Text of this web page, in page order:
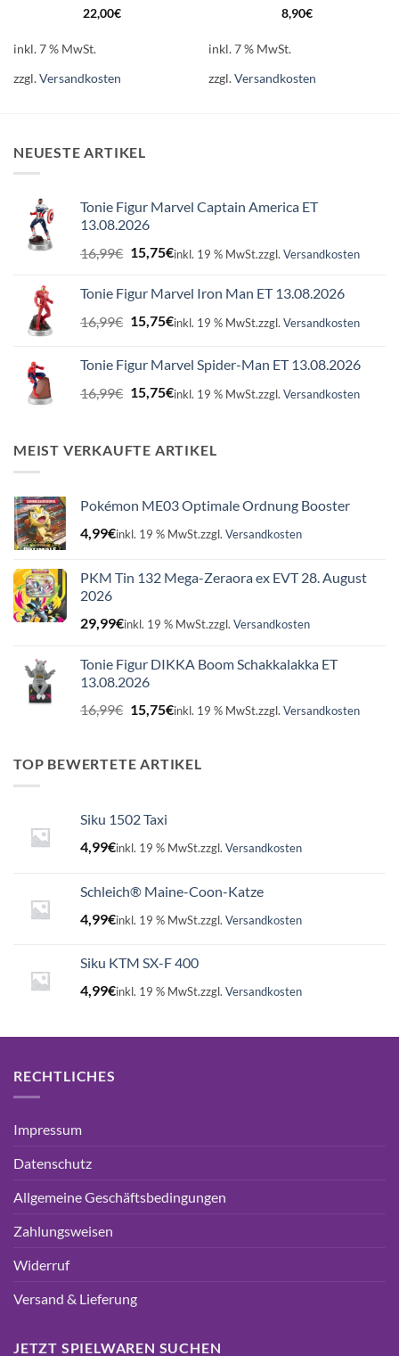
22,00€
inkl. 7 % MwSt.
zzgl.Versandkosten
8,90€
inkl. 7 % MwSt.
zzgl.Versandkosten
NEUESTE ARTIKEL
Tonie Figur Marvel Captain America ET
13.08.2026
16,99€ Ursprünglicher
16,99€
15,75€Aktueller
15,75€.
inkl. 19 % MwSt.zzgl. Versandkosten
Tonie Figur Marvel Iron Man ET 13.08.2026
16,99€ Ursprünglicher
16,99€
15,75€Aktueller
15,75€.
inkl. 19 % MwSt.zzgl. Versandkosten
Tonie Figur Marvel Spider-Man ET 13.08.2026
16,99€ Ursprünglicher
16,99€
15,75€Aktueller
15,75€.
inkl. 19 % MwSt.zzgl. Versandkosten
MEIST VERKAUFTE ARTIKEL
Pokémon ME03 Optimale Ordnung Booster
4,99€inkl. 19 % MwSt.zzgl. Versandkosten
PKM Tin 132 Mega-Zeraora ex EVT 28. August
2026
29,99€inkl. 19 % MwSt.zzgl. Versandkosten
Tonie Figur DIKKA Boom Schakkalakka ET
13.08.2026
16,99€ Ursprünglicher
Preis
16,99€
15,75€Aktueller
15,75€.
inkl. 19 % MwSt.zzgl. Versandkosten
TOP BEWERTETE ARTIKEL
Siku 1502 Taxi
4,99€inkl. 19 % MwSt.zzgl. Versandkosten
Schleich® Maine-Coon-Katze
4,99€inkl. 19 % MwSt.zzgl. Versandkosten
Siku KTM SX-F 400
4,99€inkl. 19 % MwSt.zzgl. Versandkosten
RECHTLICHES
Impressum
Datenschutz
Allgemeine Geschäftsbedingungen
Zahlungsweisen
Widerruf
Versand & Lieferung
JETZT SPIELWAREN SUCHEN